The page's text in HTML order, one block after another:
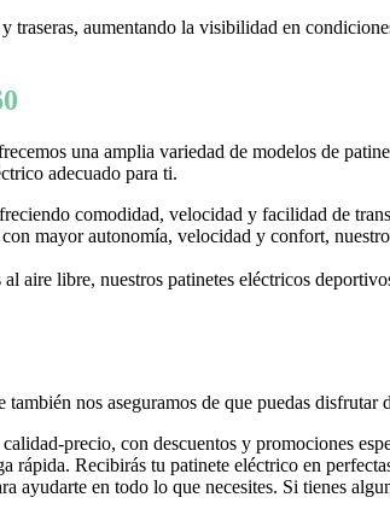
aumentando la visibilidad en
una amplia variedad de modelos de
adecuado para ti.
comodidad, velocidad y facilidad de
mayor autonomía, velocidad y confort,
aire libre, nuestros patinetes eléctricos
nos aseguramos de que puedas
precio, con descuentos y promociones
rápida. Recibirás tu patinete eléctrico en
en todo lo que necesites. Si tienes